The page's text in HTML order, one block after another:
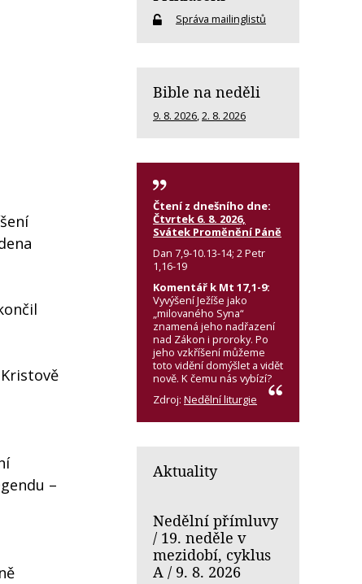
–
Správa mailinglistů
Bible na neděli
9. 8. 2026 2. 8. 2026
Čtení z dnešního dne:
Čtvrtek 6. 8. 2026,
Svátek Proměnění Páně
Dan 7,9-10.13-14; 2 Petr
1,16-19
Komentář k Mt 17,1-9:
Vyvýšení Ježíše jako
„milovaného Syna“
znamená jeho nadřazení
nad Zákon i proroky. Po
jeho vzkříšení můžeme
toto vidění domýšlet a vidět
nově. K čemu nás vybízí?
Zdroj: Nedělní liturgie
Aktuality
Nedělní přímluvy
/ 19. neděle v
mezidobí, cyklus
A / 9. 8. 2026